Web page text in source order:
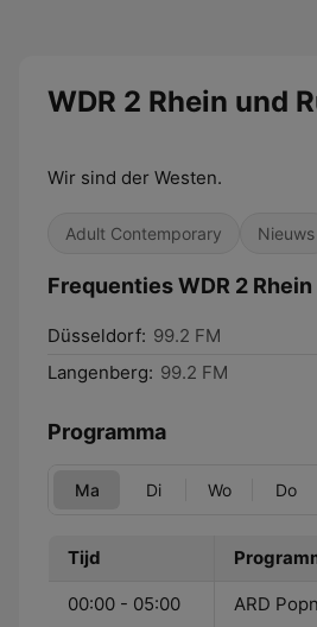
WDR 2 Rhein und
Wir sind der Westen.
Adult Contemporary Nieuws
Frequenties WDR 2 Rhein
Düsseldorf: 99.2 FM
Langenberg: 99.2 FM
Programma
Ma Di Wo Do
Tijd
00:00 - 05:00 ARD